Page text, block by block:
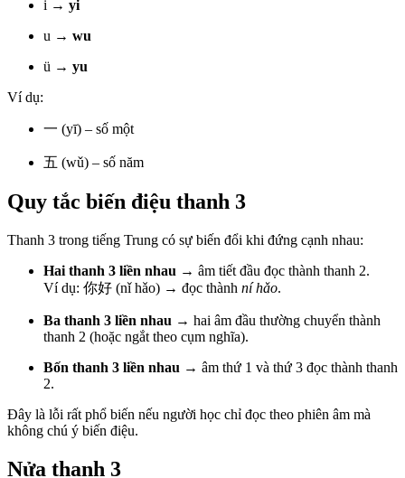
i → yi
u → wu
ü → yu
Ví dụ:
一 (yī) – số một
五 (wǔ) – số năm
Quy tắc biến điệu thanh 3
Thanh 3 trong tiếng Trung có sự biến đổi khi đứng cạnh nhau:
Hai thanh 3 liền nhau → âm tiết đầu đọc thành thanh 2.
Ví dụ: 你好 (nǐ hǎo) → đọc thành ní hǎo.
Ba thanh 3 liền nhau → hai âm đầu thường chuyển thành
thanh 2 (hoặc ngắt theo cụm nghĩa).
Bốn thanh 3 liền nhau → âm thứ 1 và thứ 3 đọc thành thanh
2.
Đây là lỗi rất phổ biến nếu người học chỉ đọc theo phiên âm mà
không chú ý biến điệu.
Nửa thanh 3